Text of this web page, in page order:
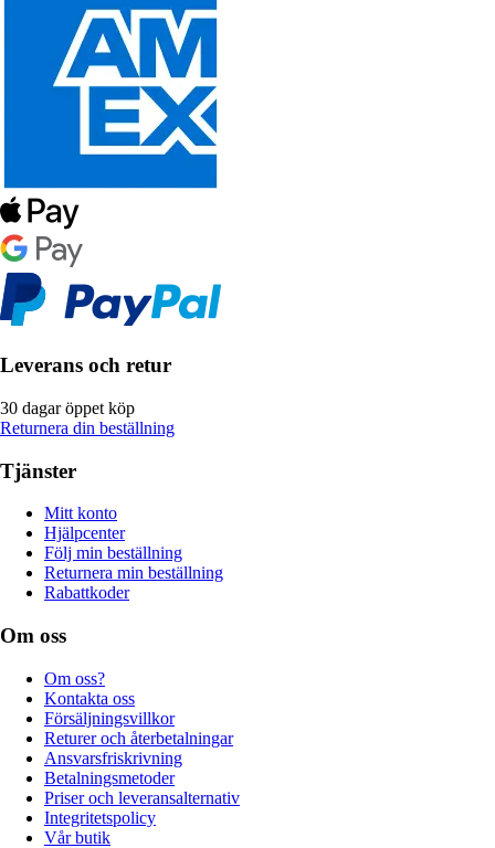
Leverans och retur
30 dagar öppet köp
Returnera din beställning
Tjänster
Mitt konto
Hjälpcenter
Följ min beställning
Returnera min beställning
Rabattkoder
Om oss
Om oss?
Kontakta oss
Försäljningsvillkor
Returer och återbetalningar
Ansvarsfriskrivning
Betalningsmetoder
Priser och leveransalternativ
Integritetspolicy
Vår butik